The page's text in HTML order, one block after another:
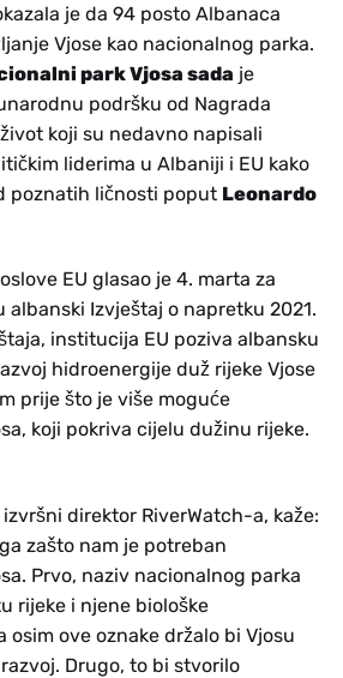
je da 94 posto Albanaca
Vjose kao nacionalnog parka.
park Vjosa sada je
podršku od Nagrada
koji su nedavno napisali
liderima u Albaniji i EU kako
poznatih ličnosti poput Leonardo
EU glasao je 4. marta za
albanski Izvještaj o napretku 2021.
institucija EU poziva albansku
hidroenergije duž rijeke Vjose
prije što je više moguće
koji pokriva cijelu dužinu rijeke.
direktor RiverWatch-a, kaže:
zašto nam je potreban
Prvo, naziv nacionalnog parka
rijeke i njene biološke
osim ove oznake držalo bi Vjosu
Drugo, to bi stvorilo